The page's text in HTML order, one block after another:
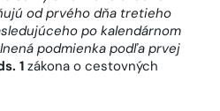
od prvého dňa tretieho
po kalendárnom
podmienka podľa prvej
1 zákona o cestovných